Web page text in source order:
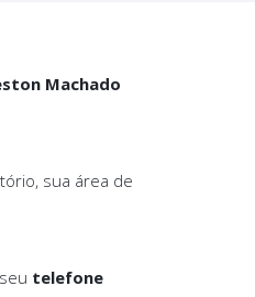
Machado
sua área de
telefone